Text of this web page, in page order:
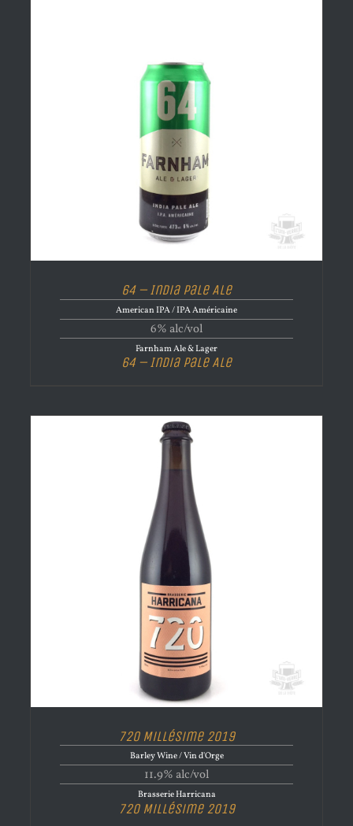
64 – India Pale Ale
American IPA / IPA Américaine
6% alc/vol
Farnham Ale & Lager
64 – India Pale Ale
720 Millésime 2019
Barley Wine / Vin d'Orge
11.9% alc/vol
Brasserie Harricana
720 Millésime 2019